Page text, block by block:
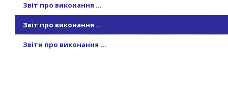
Звіт про виконання ...
Звіт про виконання ...
Звіти про виконання ...